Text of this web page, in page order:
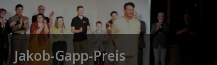
Jakob-Gapp-Preis